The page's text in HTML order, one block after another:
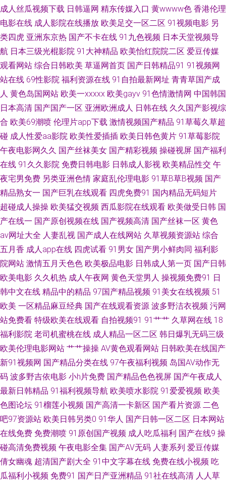
人视频 岛国欧美黄 日韩新网片 久久6热 91黑丝网站 免费成人17c 91干逼免
费 91色婷婷午夜综合网站 亚洲男人的天堂www 国产91免费在线视频 婷婷五
月影院 97久久视频 毛片毛片 五月婷婷欧美色日韩 超碰91在线视 亚洲aa 91
视频精选Porn 男女做事网站 92免费福利视频 91黄色片子在线观看 欧美日韩
成人另类 91导航在线观看网站入口 影音先锋亚洲无码 日韩无码高清网址 精
品在线视频 99黄色免费视频 1024日韩免费看片 草莓视频123 91看篇 日本
啊v在线视频 亚州精品无码二区 国产欧美福利 91欧美性交动图 日韩无码中
文福利 91永久在线播放 欧美性爱在线A 草久久一区 91擦影库免 日韩无码欧
美高清 成人亚洲福利在线观看 91色综合 性色四虎五月天 五月天婷婷小说网
站 日日福利超碰 久草视频资源福利网 精品亚洲日韩在线专区 后入91 色色网
五月社区 日韩淫网区收藏 国产一二三av 三级网站在线国产 久久看久久做
91av最新国产在线 国产福利视频91 91在线免费视频观看 91人妻精 综合色
网青青草 亚洲主播国产 日韩看片 青娱乐青青草日韩 91网红免费站 午夜福利
久香蕉 午夜剧场操操操 第一福利视频 污黄极品福利 成人吃瓜资源在线 91成
人18 男人的天堂黄色A片 亚洲先锋影音 久久嫩草精品视频 91乏力操妹子 国
产成人午夜福利视频 91男人天堂网 青青草原黄色成人网站 久久大神 操BAⅤ
视颅 91超碰人人欧美 蜜臀久久99精品 成人A√ 91福利社色 欧美成人网在线
97人人草在线观看 先锋久久资源 先锋影音无码av 日韩精品一区二区亚洲 国
成人丝瓜视频下载 日韩逼网 精东传媒入口 黄wwww色 香港伦理
电影在线 成人影院在线播放 欧美足交一区二区 91视频电影 另
类四虎 亚洲东京热 国产不卡在线 91九色视频 日本天堂视频导
航 日本三级光棍影院 91大神精品 欧美怡红院院二区 爱豆传媒
观看网站 综合日韩欧美 草逼网首页 国产日韩精品91 91视频网
站在线 69性影院 福利资源在线 91自拍最新网址 青青草国产成
人 黄色岛国网站 欧美一xxxxx 欧美gayv 91色情激情网 中国韩国
日本高清 国产国产一区 亚洲欧洲成人 日韩在线 久久国产影视综
合 欧美69潮喷 伦理片app下载 激情视频国产精品 91草莓久草超
碰 成人性爱aa影院 欧美性爱插插 欧美日韩色黄片 91草莓影院
午夜电影网久久 国产丝袜美女 国产精彩视频 操碰视屏 国产福利
在线 91久久影院 免费日韩电影 日韩成人影视 欧美精品性交 午
夜宅男免费 另类亚洲色情 家庭乱伦理电影 91草B草B视频 国产
精品熟女一 国产巨乳在线观看 四虎免费91 国内精品无码短片
超碰成人操操 欧美猛交视频 西瓜影院在线观看 欧美做受日韩 国
产在线一 国产原创视频在线 国产视频高清 国产丝袜一区 黄色
av网址大全 人妻乱视 国产成人在线网站 久草视频资源站 综合
五月香 成人app在线 四虎试看 91男女 国产男小鲜肉同 福利影
院网站 激情五月天色色 欧美极品电影 日韩成人第一页 国产日韩
欧美电影 久久机热 成人午夜网 黄色天堂男人 操视频免费91 日
韩中文在线 精品中的精品 97国产精品视频 91美女在线视频 51
欧美 一区精品麻豆经典 国产在线观看资源 波多野洁衣视频 污网
站免费看 特级欧美在线观看 自拍视频91 91艹艹 久草网在线 18
福利影院 老司机蜜桃在线 成人精品一区二区 韩日爆乳无码三级
欧美伦理电影网站 艹艹操操 AV黄色观看网站 日韩欧美在线国产
新91视频网 国产精品分类在线 97午夜福利视频 岛国AV动作无
码 波多野吉依电影 小h片免费 国产精品色色视屏 国产午夜成人
最新日韩精品 91福利视频导航 欧美喷水影院 91爱爱视频 欧美
色图论坛 91榴莲小视频 国产高清一卡新区 国产看片资源 二色
吧97资源站 欧美日韩另类0 91华人 国产日韩一区二区 日本网站
在线免费 免费潮喷 91原创国产视频 成人吃瓜福利 国产在线9 操
碰高清免费视频 午夜电影全集 国产AV无码 人妻系列 爱豆传媒
倩女幽魂 超清国产剧大全 91中文字幕在线 免费在线小视频 吃
瓜福利小视频 免费91 国产日产亚洲精品 91社在线高清 人人草